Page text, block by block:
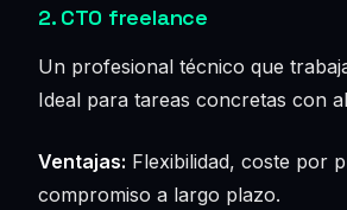
2. CTO freelance
Un profesional técnico que
Ideal para tareas concretas con
Ventajas: Flexibilidad, coste por
compromiso a largo plazo.